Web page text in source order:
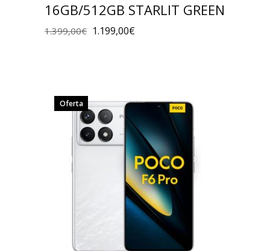
16GB/512GB STARLIT GREEN
1.399,00€ 1.199,00€
Oferta